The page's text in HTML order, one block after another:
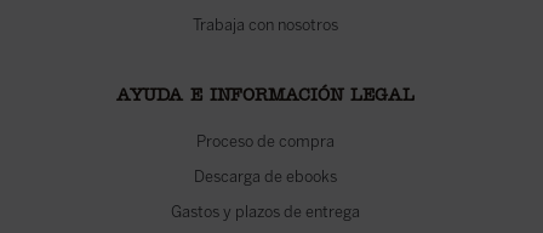
Trabaja con nosotros
AYUDA E INFORMACIÓN LEGAL
Proceso de compra
Descarga de ebooks
Gastos y plazos de entrega